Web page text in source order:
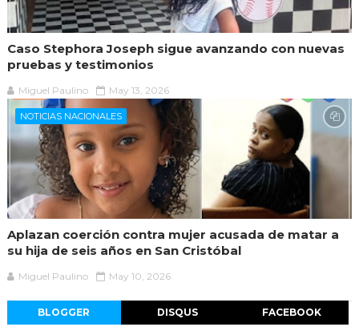
Caso Stephora Joseph sigue avanzando con nuevas
pruebas y testimonios
Miguel Paulino May 13, 2026
NOTICIAS NACIONALES
Aplazan coerción contra mujer acusada de matar a
su hija de seis años en San Cristóbal
Miguel Paulino May 10, 2026
BLOGGER DISQUS FACEBOOK